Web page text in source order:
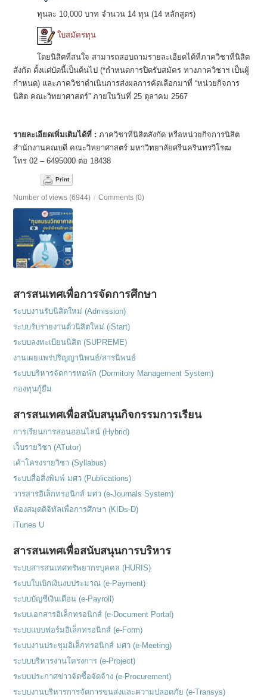
ทุนละ 10,000 บาท จำนวน 14 ทุน (14 หลักสูตร)
ใบสมัครทุน
โดยนิสิตที่สนใจ สามารถสอบถามรายละเอียดได้ที่ภาควิชาที่นิสิต
สังกัด ตั้งแต่บัดนี้เป็นต้นไป (*กำหนดการปิดรับสมัคร ทางภาควิชาฯ เป็นผู้
กำหนด) และภาควิชาดำเนินการส่งผลการคัดเลือกมาที่ “หน่วยกิจการ
นิสิต คณะวิทยาศาสตร์” ภายในวันที่ 25 ตุลาคม 2567
รายละเอียดเพิ่มเติมได้ที่ :ภาควิชาที่นิสิตสังกัด หรือหน่วยกิจการนิสิต
สำนักงานคณบดี คณะวิทยาศาสตร์ มหาวิทยาลัยศรีนครินทรวิโรฒ
โทร 02 – 6495000 ต่อ 18438
Print
Number of views (6944) / Comments (0)
สารสนเทศเพื่อการจัดการศึกษา
ระบบงานรับนิสิตใหม่ (Admission)
ระบบรับรายงานตัวนิสิตใหม่ (iStart)
ระบบลงทะเบียนนิสิต (SUPREME)
งานเผยแพร่ปริญญานิพนธ์/สารนิพนธ์
ระบบบริหารจัดการหอพัก (Dormitory Management System)
กองทุนกู้ยืม
สารสนเทศเพื่อสนับสนุนกิจกรรมการเรียน
การเรียนการสอนออนไลน์ (Hybrid)
เว็บรายวิชา (ATutor)
เค้าโครงรายวิชา (Syllabus)
ระบบสื่อสิ่งพิมพ์ มศว (Publications)
วารสารอิเล็กทรอนิกส์ มศว (e-Journals System)
ห้องสมุดดิจิทัลเพื่อการศึกษา (KIDs-D)
iTunes U
สารสนเทศเพื่อสนับสนุนการบริหาร
ระบบสารสนเทศทรัพยากรบุคคล (HURIS)
ระบบใบเบิกเงินงบประมาณ (e-Payment)
ระบบบัญชีเงินเดือน (e-Payroll)
ระบบเอกสารอิเล็กทรอนิกส์ (e-Document Portal)
ระบบแบบฟอร์มอิเล็กทรอนิกส์ (e-Form)
ระบบงานประชุมอิเล็กทรอนิกส์ มศว (e-Meeting)
ระบบบริหารงานโครงการ (e-Project)
ระบบประกาศข่าวจัดซื้อจัดจ้าง (e-Procurement)
ระบบงานบริหารการจัดการขนส่งและความปลอดภัย (e-Transys)